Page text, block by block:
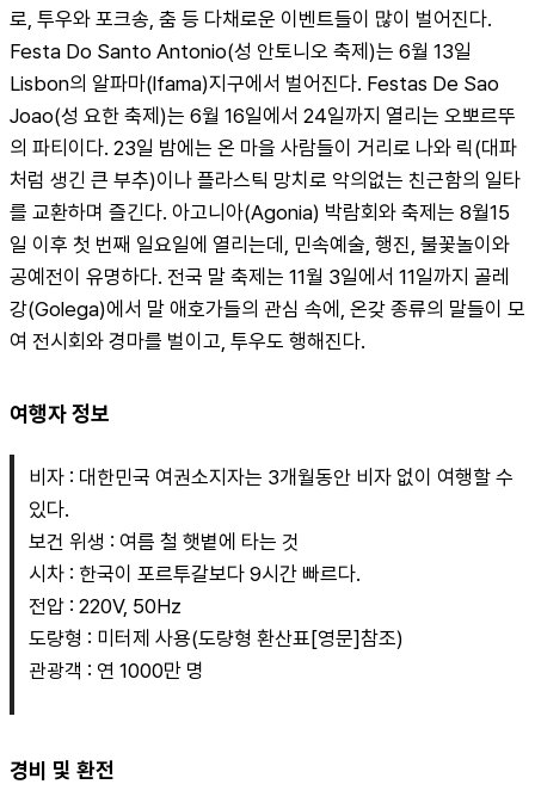
로, 투우와 포크송, 춤 등 다채로운 이벤트들이 많이 벌어진다.
Festa Do Santo Antonio(성 안토니오 축제)는 6월 13일
Lisbon의 알파마(lfama)지구에서 벌어진다. Festas De Sao
Joao(성 요한 축제)는 6월 16일에서 24일까지 열리는 오뽀르뚜
의 파티이다. 23일 밤에는 온 마을 사람들이 거리로 나와 릭(대파
처럼 생긴 큰 부추)이나 플라스틱 망치로 악의없는 친근함의 일타
를 교환하며 즐긴다. 아고니아(Agonia) 박람회와 축제는 8월15
일 이후 첫 번째 일요일에 열리는데, 민속예술, 행진, 불꽃놀이와
공예전이 유명하다. 전국 말 축제는 11월 3일에서 11일까지 골레
강(Golega)에서 말 애호가들의 관심 속에, 온갖 종류의 말들이 모
여 전시회와 경마를 벌이고, 투우도 행해진다.
여행자 정보
비자 : 대한민국 여권소지자는 3개월동안 비자 없이 여행할 수
있다.
보건 위생 : 여름 철 햇볕에 타는 것
시차 : 한국이 포르투갈보다 9시간 빠르다.
전압 : 220V, 50Hz
도량형 : 미터제 사용(도량형 환산표[영문]참조)
관광객 : 연 1000만 명
경비 및 환전